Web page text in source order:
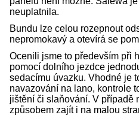
neuplatnila.
Bundu lze celou rozepnout
nepromokavý a otevírá se
Ocenili jsme to především při
pomocí dolního jezdce
sedacímu úvazku. Vhodné je
navazování na lano, kontrole
jištění či slaňování. V případě
způsobem zajít i na malou